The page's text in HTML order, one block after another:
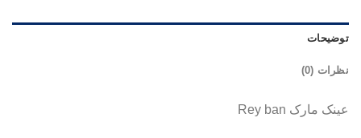
توضیحات
نظرات (0)
عینک مارک Rey ban